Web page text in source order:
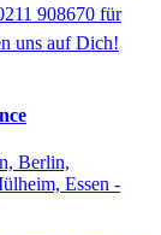
908670 für
uns auf Dich!
Berlin,
Essen -